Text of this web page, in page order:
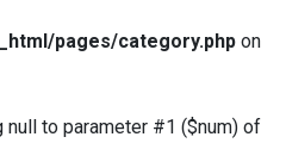
pages/category.php on
null to parameter #1 ($num) of